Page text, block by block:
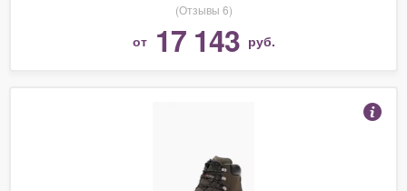
(Отзывы 6)
от 17 143 руб.